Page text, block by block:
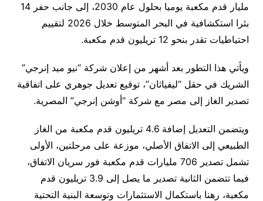
مليار قدم مكعبة يوميا بحلول عام 2030، إلى جانب حفر 14
بئرا استكشافية في البحر المتوسط خلال 2026 لتقييم
احتياطيات تقدر بنحو 12 تريليون قدم مكعبة.
ويأتي هذا التطور بعد أشهر من إعلان شركة “نيو ميد إنرجي”
الشريك في حقل “ليفياثان”، توقيع تعديل جوهري على اتفاقية
تصدير الغاز إلى مصر مع شركة “أوشن إنرجي” المصرية.
ويتضمن التعديل إضافة 4.6 تريليون قدم مكعبة من الغاز
الطبيعي إلى الاتفاق الأصلي، موزعة على مرحلتين، الأولى
تشمل تصدير 706 مليارات قدم مكعبة فور سريان الاتفاق،
فيما تتضمن الثانية تصدير ما يصل إلى 3.9 تريليون قدم
مكعبة، رهنا باستكمال الاستثمارات وتوسعة البنية التحتية